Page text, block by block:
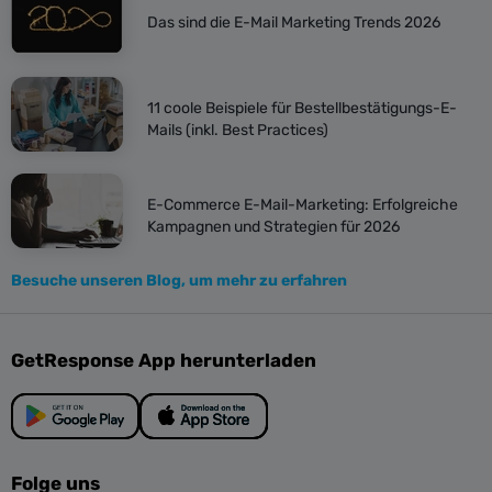
Das sind die E-Mail Marketing Trends 2026
11 coole Beispiele für Bestellbestätigungs-E-
Mails (inkl. Best Practices)
E-Commerce E-Mail-Marketing: Erfolgreiche
Kampagnen und Strategien für 2026
Besuche unseren Blog, um mehr zu erfahren
GetResponse App herunterladen
Folge uns